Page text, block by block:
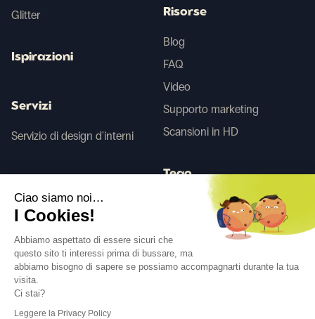
Seguici
Glitter
Ispirazioni
Servizi
Servizio di design d'interni
Risorse
Blog
FAQ
Video
Supporto marketing
Scansioni in HD
Tego
Prima/Dopo IA
Ciao siamo noi…
I Cookies!
Abbiamo aspettato di essere sicuri che
questo sito ti interessi prima di bussare, ma
abbiamo bisogno di sapere se possiamo accompagnarti durante la tua
visita.
Ci stai?
Leggere la Privacy Policy